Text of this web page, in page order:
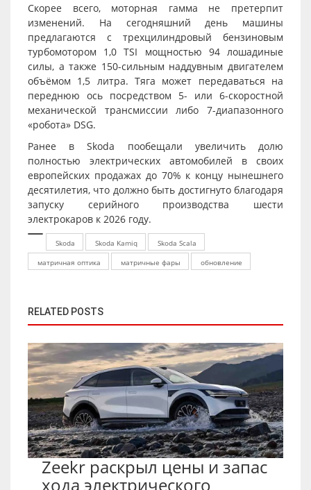
Скорее всего, моторная гамма не претерпит
изменений. На сегодняшний день машины
предлагаются с трехцилиндровый бензиновым
турбомотором 1,0 TSI мощностью 94 лошадиные
силы, а также 150-сильным наддувным двигателем
объёмом 1,5 литра. Тяга может передаваться на
переднюю ось посредством 5- или 6-скоростной
механической трансмиссии либо 7-диапазонного
«робота» DSG.
Ранее в Skoda пообещали увеличить долю
полностью электрических автомобилей в своих
европейских продажах до 70% к концу нынешнего
десятилетия, что должно быть достигнуто благодаря
запуску серийного производства шести
электрокаров к 2026 году.
Skoda Skoda Kamiq
Skoda Scala
матричная оптика
матричные фары обновление
RELATED POSTS
Zeekr раскрыл цены и запас
хода электрического